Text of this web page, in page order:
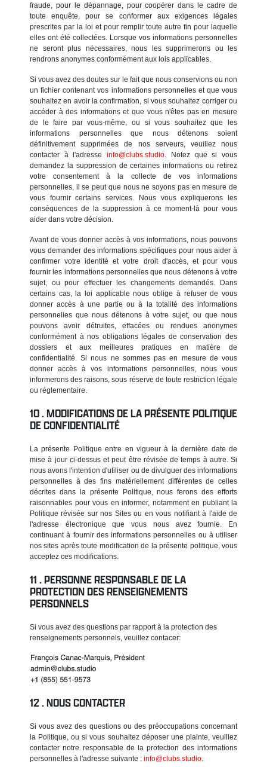
fraude, pour le dépannage, pour coopérer dans le cadre de
toute enquête, pour se conformer aux exigences légales
prescrites par la loi et pour remplir toute autre fin pour laquelle
elles ont été collectées. Lorsque vos informations personnelles
ne seront plus nécessaires, nous les supprimerons ou les
rendrons anonymes conformément aux lois applicables.
Si vous avez des doutes sur le fait que nous conservions ou non
un fichier contenant vos informations personnelles et que vous
souhaitez en avoir la confirmation, si vous souhaitez corriger ou
accéder à des informations et que vous n'êtes pas en mesure
de le faire par vous-même, ou si vous souhaitez que les
informations personnelles que nous détenons soient
définitivement supprimées de nos serveurs, veuillez nous
contacter à l'adresseinfo@clubs.studio. Notez que si vous
demandez la suppression de certaines informations ou retirez
votre consentement à la collecte de vos informations
personnelles, il se peut que nous ne soyons pas en mesure de
vous fournir certains services. Nous vous expliquerons les
conséquences de la suppression à ce moment-là pour vous
aider dans votre décision.
Avant de vous donner accès à vos informations, nous pouvons
vous demander des informations spécifiques pour nous aider à
confirmer votre identité et votre droit d'accès, et pour vous
fournir les informations personnelles que nous détenons à votre
sujet, ou pour effectuer les changements demandés. Dans
certains cas, la loi applicable nous oblige à refuser de vous
donner accès à une partie ou à la totalité des informations
personnelles que nous détenons à votre sujet, ou que nous
pouvons avoir détruites, effacées ou rendues anonymes
conformément à nos obligations légales de conservation des
dossiers et aux meilleures pratiques en matière de
confidentialité. Si nous ne sommes pas en mesure de vous
donner accès à vos informations personnelles, nous vous
informerons des raisons, sous réserve de toute restriction légale
ou réglementaire.
MODIFICATIONS DE LA PRÉSENTE POLITIQUE
DE CONFIDENTIALITÉ
La présente Politique entre en vigueur à la dernière date de
mise à jour ci-dessus et peut être révisée de temps à autre. Si
nous avons l'intention d'utiliser ou de divulguer des informations
personnelles à des fins matériellement différentes de celles
décrites dans la présente Politique, nous ferons des efforts
raisonnables pour vous en informer, notamment en publiant la
Politique révisée sur nos Sites ou en vous notifiant à l'aide de
l'adresse électronique que vous nous avez fournie. En
continuant à fournir des informations personnelles ou à utiliser
nos sites après toute modification de la présente politique, vous
acceptez ces modifications.
PERSONNE RESPONSABLE DE LA
PROTECTION DES RENSEIGNEMENTS
PERSONNELS
Si vous avez des questions par rapport à la protection des
renseignements personnels, veuillez contacer:
NOUS CONTACTER
Si vous avez des questions ou des préoccupations concernant
la Politique, ou si vous souhaitez déposer une plainte, veuillez
contacter notre responsable de la protection des informations
personnelles à l'adresse suivante : info@clubs.studio.